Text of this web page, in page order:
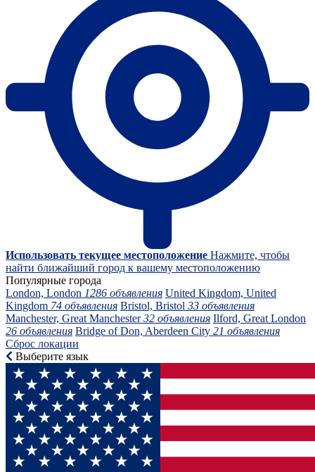
Использовать текущее местоположение Нажмите, чтобы
найти ближайший город к вашему местоположению
Популярные города
London, London 1286 объявления United Kingdom, United
Kingdom 74 объявления Bristol, Bristol 33 объявления
Manchester, Great Manchester32 объявления Ilford, Great London
26 объявления Bridge of Don, Aberdeen City 21 объявления
Сброс локации
Выберите язык